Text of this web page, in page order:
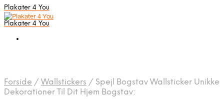
Plakater 4 You
Plakater 4 You
Forside / Wallstickers / Spejl Bogstav Wallsticker Unikke
Dekorationer Til Dit Hjem Bogstav: